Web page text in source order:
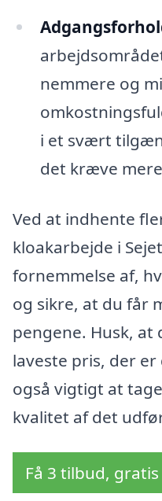
nemmere og
i et svært
det kræve
Ved at indhente
kloakarbejde i
fornemmelse af,
og sikre, at du får
pengene. Husk, at
laveste pris, der
også vigtigt at
kvalitet af det
Få 3 tilbud,